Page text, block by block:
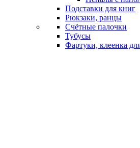
Подставки для книг
Рюкзаки, ранцы
Счётные палочки
Тубусы
Фартуки, клеенка